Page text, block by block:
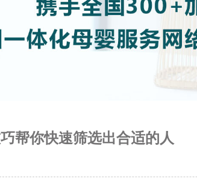
帮你快速筛选出合适的人